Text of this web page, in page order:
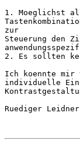
1. Moeglichst
zur
Steuerung den
2. Es sollten
Ich koennte mir
individuelle
Ruediger Leidner